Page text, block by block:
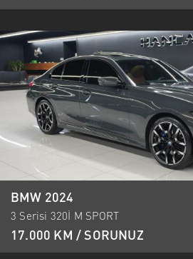
BMW 2024
3 Serisi 320İ M SPORT
17.000 KM / SORUNUZ